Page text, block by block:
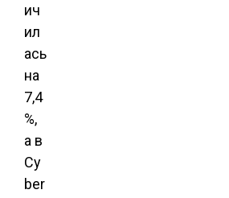
ич
ил
ась
на
7,4
%,
а в
Cy
ber